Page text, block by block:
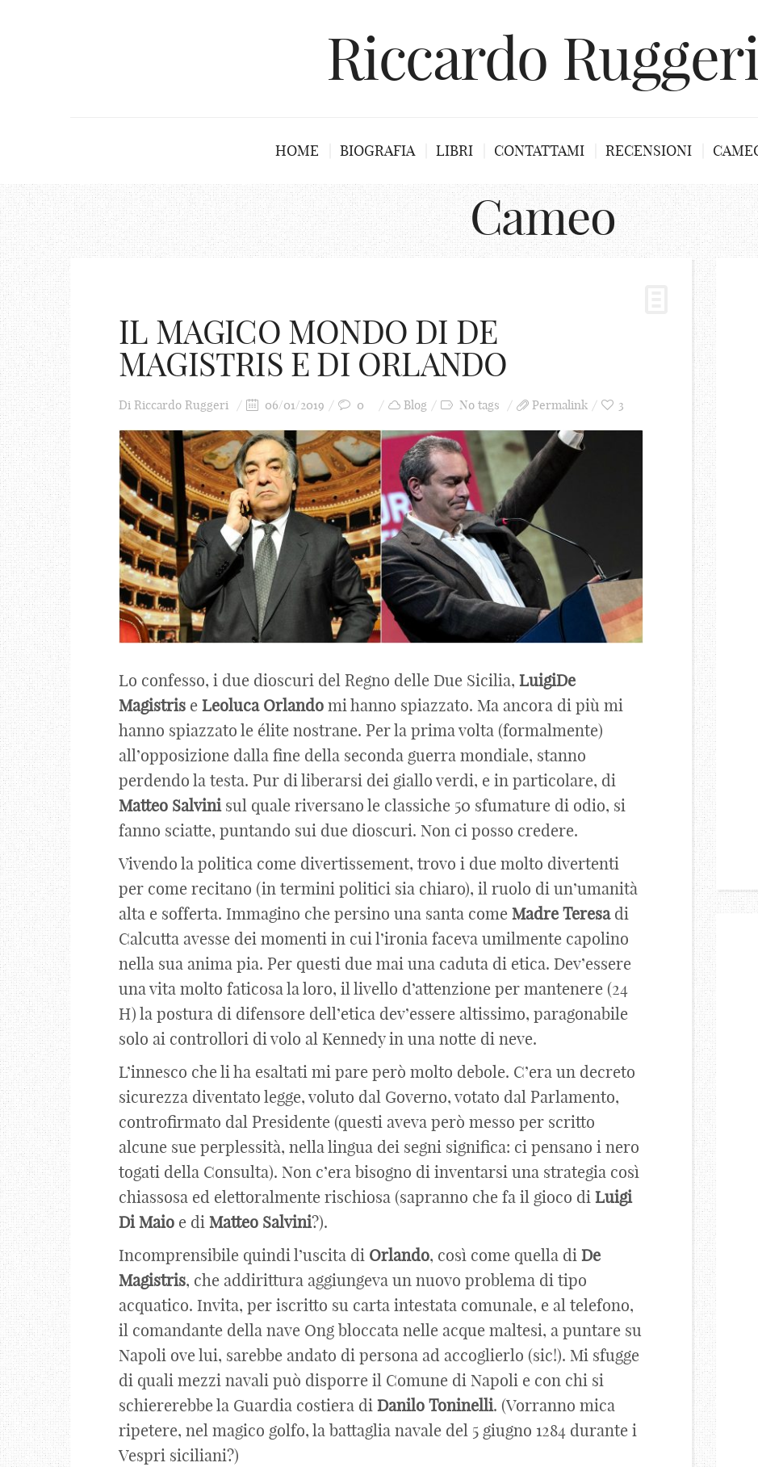
Riccardo
HOME BIOGRAFIA LIBRI CONTATTAMI RECENSIONI
Cameo
IL MAGICO MONDO DI DE
MAGISTRIS E DI ORLANDO
Di Riccardo Ruggeri 06/01/2019 0 Blog No tags Permalink 3
Lo confesso, i due dioscuri del Regno delle Due Sicilia, LuigiDe
Magistris e Leoluca Orlando mi hanno spiazzato. Ma ancora di più mi
hanno spiazzato le élite nostrane. Per la prima volta (formalmente)
all’opposizione dalla fine della seconda guerra mondiale, stanno
perdendo la testa. Pur di liberarsi dei giallo verdi, e in particolare, di
Matteo Salvinisul quale riversano le classiche 50 sfumature di odio, si
fanno sciatte, puntando sui due dioscuri. Non ci posso credere.
Vivendo la politica come divertissement, trovo i due molto divertenti
per come recitano (in termini politici sia chiaro), il ruolo di un’umanità
alta e sofferta. Immagino che persino una santa come Madre Teresadi
Calcutta avesse dei momenti in cui l’ironia faceva umilmente capolino
nella sua anima pia. Per questi due mai una caduta di etica. Dev’essere
una vita molto faticosa la loro, il livello d’attenzione per mantenere (24
H) la postura di difensore dell’etica dev’essere altissimo, paragonabile
solo ai controllori di volo al Kennedy in una notte di neve.
L’innesco che li ha esaltati mi pare però molto debole. C’era un decreto
sicurezza diventato legge, voluto dal Governo, votato dal Parlamento,
controfirmato dal Presidente (questi aveva però messo per scritto
alcune sue perplessità, nella lingua dei segni significa: ci pensano i nero
togati della Consulta). Non c’era bisogno di inventarsi una strategia così
chiassosa ed elettoralmente rischiosa (sapranno che fa il gioco di Luigi
Di Maio e di Matteo Salvini?).
Incomprensibile quindi l’uscita di Orlando, così come quella di De
Magistris, che addirittura aggiungeva un nuovo problema di tipo
acquatico. Invita, per iscritto su carta intestata comunale, e al telefono,
il comandante della nave Ong bloccata nelle acque maltesi, a puntare su
Napoli ove lui, sarebbe andato di persona ad accoglierlo (sic!). Mi sfugge
di quali mezzi navali può disporre il Comune di Napoli e con chi si
schiererebbe la Guardia costiera di Danilo Toninelli. (Vorranno mica
ripetere, nel magico golfo, la battaglia navale del 5 giugno 1284 durante i
Vespri siciliani?)